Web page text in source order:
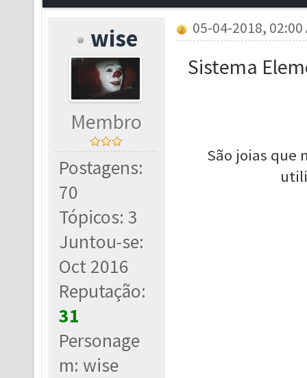
wise
Membro
Postagens:
70
Tópicos: 3
Juntou-se:
Oct 2016
Reputação:
31
Personage
m: wise
05-04-2018, 02:00
Sistema
São joias que